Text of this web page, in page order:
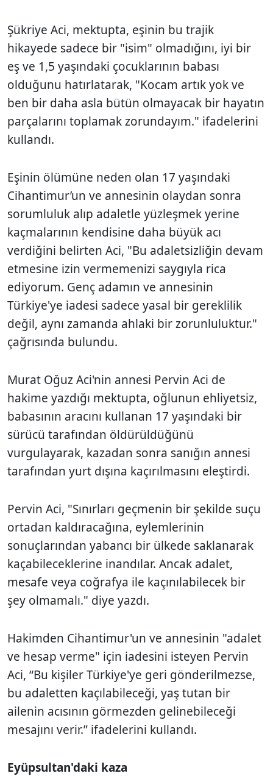
Şükriye Aci, mektupta, eşinin bu trajik
hikayede sadece bir "isim" olmadığını, iyi bir
eş ve 1,5 yaşındaki çocuklarının babası
olduğunu hatırlatarak, "Kocam artık yok ve
ben bir daha asla bütün olmayacak bir hayatın
parçalarını toplamak zorundayım." ifadelerini
kullandı.
Eşinin ölümüne neden olan 17 yaşındaki
Cihantimur’un ve annesinin olaydan sonra
sorumluluk alıp adaletle yüzleşmek yerine
kaçmalarının kendisine daha büyük acı
verdiğini belirten Aci, "Bu adaletsizliğin devam
etmesine izin vermemenizi saygıyla rica
ediyorum. Genç adamın ve annesinin
Türkiye'ye iadesi sadece yasal bir gereklilik
değil, aynı zamanda ahlaki bir zorunluluktur."
çağrısında bulundu.
Murat Oğuz Aci'nin annesi Pervin Aci de
hakime yazdığı mektupta, oğlunun ehliyetsiz,
babasının aracını kullanan 17 yaşındaki bir
sürücü tarafından öldürüldüğünü
vurgulayarak, kazadan sonra sanığın annesi
tarafından yurt dışına kaçırılmasını eleştirdi.
Pervin Aci, "Sınırları geçmenin bir şekilde suçu
ortadan kaldıracağına, eylemlerinin
sonuçlarından yabancı bir ülkede saklanarak
kaçabileceklerine inandılar. Ancak adalet,
mesafe veya coğrafya ile kaçınılabilecek bir
şey olmamalı." diye yazdı.
Hakimden Cihantimur'un ve annesinin "adalet
ve hesap verme" için iadesini isteyen Pervin
Aci, “Bu kişiler Türkiye'ye geri gönderilmezse,
bu adaletten kaçılabileceği, yaş tutan bir
ailenin acısının görmezden gelinebileceği
mesajını verir.” ifadelerini kullandı.
Eyüpsultan'daki kaza